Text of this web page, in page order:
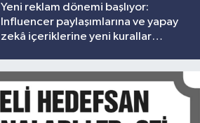
Yeni reklam dönemi başlıyor:
Influencer paylaşımlarına ve yapay
zekâ içeriklerine yeni kurallar